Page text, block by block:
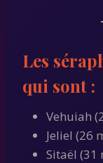
Les
qui sont :
Vehuiah
Jeliel (26
Sitaël (31